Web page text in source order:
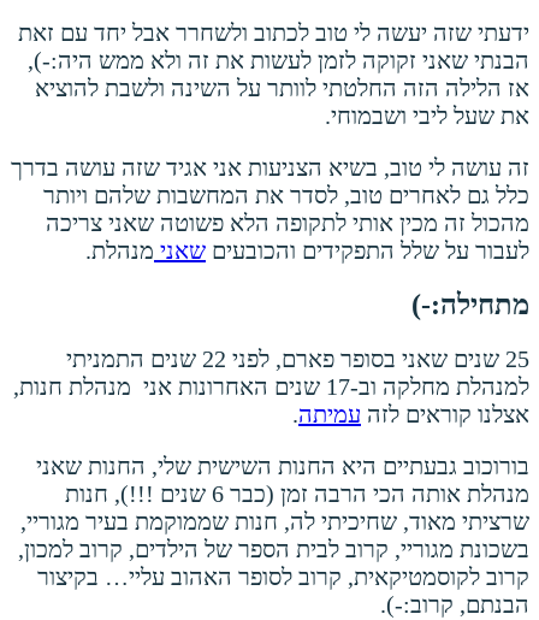
ידעתי שזה יעשה לי טוב לכתוב ולשחרר אבל יחד עם זאת
הבנתי שאני זקוקה לזמן לעשות את זה ולא ממש היה:-),
אז הלילה הזה החלטתי לוותר על השינה ולשבת להוציא
את שעל ליבי ושבמוחי.
זה עושה לי טוב, בשיא הצניעות אני אגיד שזה עושה בדרך
כלל גם לאחרים טוב, לסדר את המחשבות שלהם ויותר
מהכול זה מכין אותי לתקופה הלא פשוטה שאני צריכה
לעבור על שלל התפקידים והכובעים שאני מנהלת.
מתחילה:-)
25 שנים שאני בסופר פארם, לפני 22 שנים התמניתי
למנהלת מחלקה וב-17 שנים האחרונות אני מנהלת חנות,
אצלנו קוראים לזה עמיתה.
בורוכוב גבעתיים היא החנות השישית שלי, החנות שאני
מנהלת אותה הכי הרבה זמן (כבר 6 שנים !!!), חנות
שרציתי מאוד, שחיכיתי לה, חנות שממוקמת בעיר מגוריי,
בשכונת מגוריי, קרוב לבית הספר של הילדים, קרוב למכון,
קרוב לקוסמטיקאית, קרוב לסופר האהוב עליי… בקיצור
הבנתם, קרוב:-).